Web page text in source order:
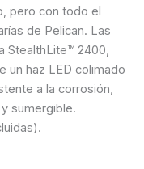
pero con todo el
de Pelican. Las
StealthLite™ 2400,
un haz LED colimado
a la corrosión,
sumergible.